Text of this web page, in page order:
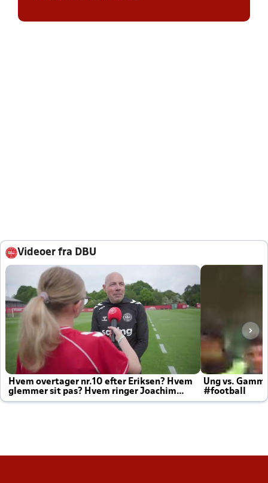
Videoer fra DBU
Hvem overtager nr.10 efter Eriksen? Hvem
glemmer sit pas? Hvem ringer Joachim
altid til efter kampe?
Ung vs.
#football